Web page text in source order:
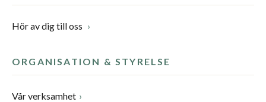
Hör av dig till oss
ORGANISATION & STYRELSE
Vår verksamhet